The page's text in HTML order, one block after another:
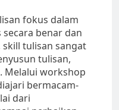
fokus dalam
benar dan
tulisan sangat
tulisan,
Melalui workshop
bermacam-
dari